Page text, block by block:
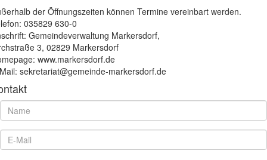
der Öffnungszeiten können Termine vereinbart werden.
035829 630-0
Gemeindeverwaltung Markersdorf,
3, 02829 Markersdorf
www.markersdorf.de
sekretariat@gemeinde-markersdorf.de